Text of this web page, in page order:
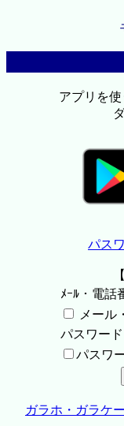
アプリを
パス
ﾒｰﾙ・電話
メール
パスワード
パスワ
ガラホ・ガラケ